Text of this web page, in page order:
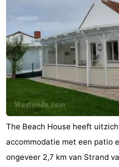
The Beach House heeft
accommodatie met een patio
ongeveer 2,7 km van Strand